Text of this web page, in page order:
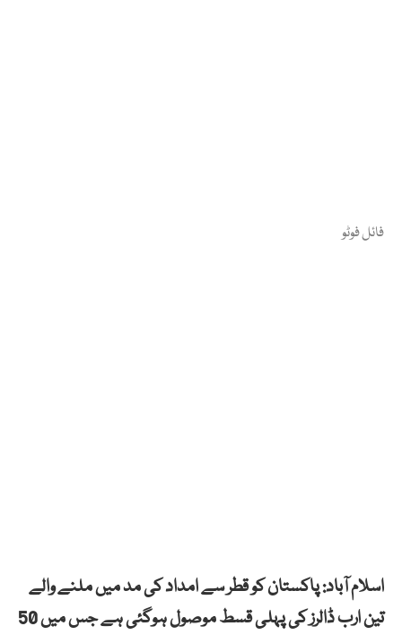
فائل فوٹو
اسلام آباد: پاکستان کو قطر سے امداد کی مد میں ملنے والے
تین ارب ڈالرز کی پہلی قسط موصول ہوگئی ہے جس میں 50